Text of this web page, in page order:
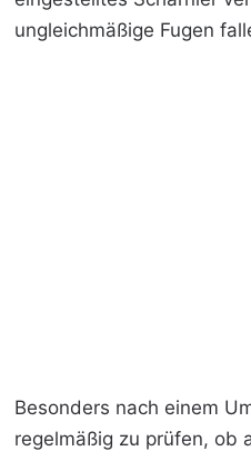
ungleichmäßige Fugen
Besonders nach einem
regelmäßig zu prüfen, ob